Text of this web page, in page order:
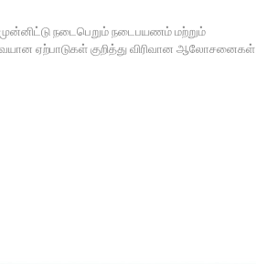
நடைபெறும் நடைபயணம் மற்றும்
ஏற்பாடுகள் குறித்து விரிவான ஆலோசனைகள்